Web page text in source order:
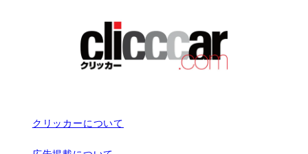
クリッカーについて